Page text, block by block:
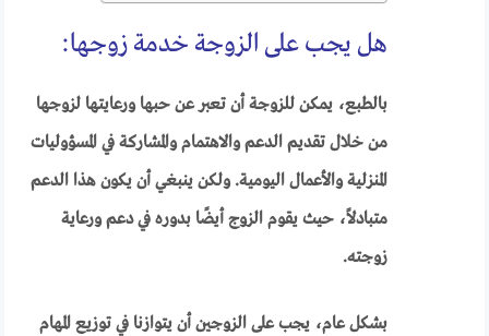
هل يجب على الزوجة خدمة زوجها:
بالطبع، يمكن للزوجة أن تعبر عن حبها ورعايتها لزوجها
من خلال تقديم الدعم والاهتمام والمشاركة في المسؤوليات
المنزلية والأعمال اليومية. ولكن ينبغي أن يكون هذا الدعم
متبادلاً، حيث يقوم الزوج أيضًا بدوره في دعم ورعاية
زوجته.
بشكل عام، يجب على الزوجين أن يتوازنا في توزيع المهام